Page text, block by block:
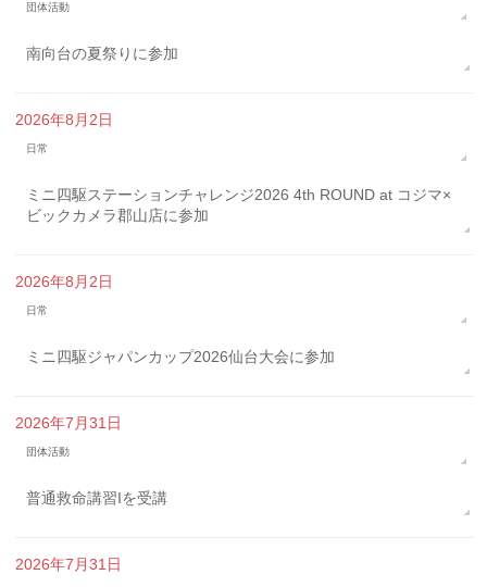
団体活動
南向台の夏祭りに参加
2026年8月2日
日常
ミニ四駆ステーションチャレンジ2026 4th ROUND at コジマ×
ビックカメラ郡山店に参加
2026年8月2日
日常
ミニ四駆ジャパンカップ2026仙台大会に参加
2026年7月31日
団体活動
普通救命講習Iを受講
2026年7月31日